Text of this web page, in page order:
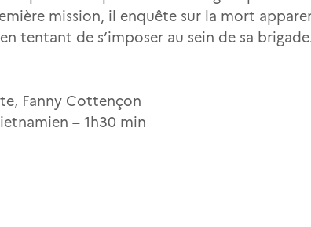
mission, il enquête sur la mort
tentant de s’imposer au sein de sa
Fanny Cottençon
– 1h30 min